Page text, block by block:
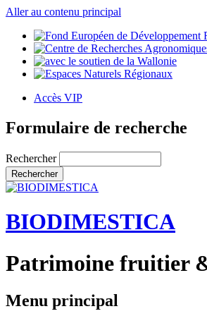
Aller au contenu principal
Accès VIP
Formulaire de recherche
Rechercher
BIODIMESTICA
Patrimoine fruitier
Menu principal